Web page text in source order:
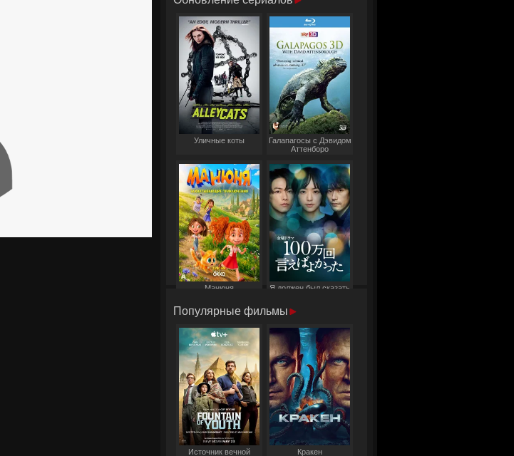
Уличные коты
Галапагосы с Дэвидом
Аттенборо
Манюня
Я должен был сказать
Популярные фильмы
Источник вечной
Кракен